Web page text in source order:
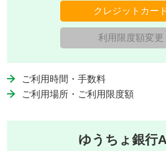
クレジットカー
利用限度額変更
ご利用時間・手数料
ご利用場所・ご利用限度額
ゆうちょ銀行